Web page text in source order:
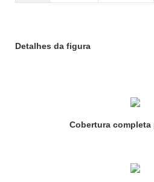
Detalhes da figura
Cobertura completa